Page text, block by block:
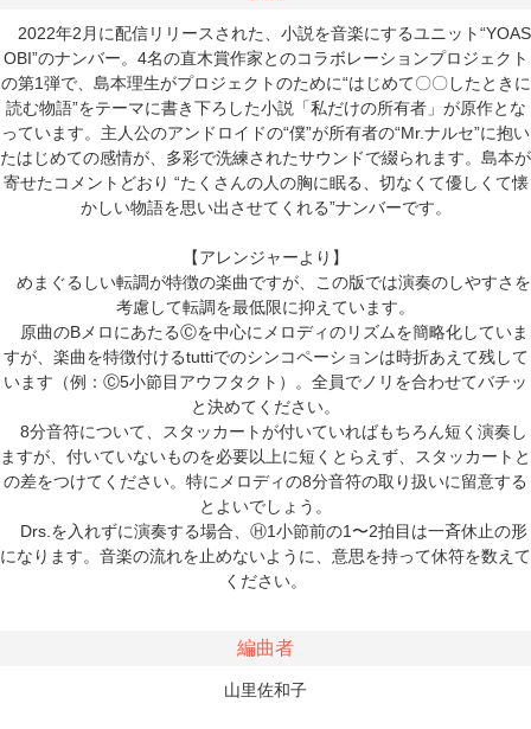
2022年2月に配信リリースされた、小説を音楽にするユニット“YOAS
OBI”のナンバー。4名の直木賞作家とのコラボレーションプロジェクト
の第1弾で、島本理生がプロジェクトのために“はじめて〇〇したときに
読む物語”をテーマに書き下ろした小説「私だけの所有者」が原作とな
っています。主人公のアンドロイドの“僕”が所有者の“Mr.ナルセ”に抱い
たはじめての感情が、多彩で洗練されたサウンドで綴られます。島本が
寄せたコメントどおり “たくさんの人の胸に眠る、切なくて優しくて懐
かしい物語を思い出させてくれる”ナンバーです。
【アレンジャーより】
めまぐるしい転調が特徴の楽曲ですが、この版では演奏のしやすさを
考慮して転調を最低限に抑えています。
原曲のBメロにあたるⒸを中心にメロディのリズムを簡略化していま
すが、楽曲を特徴付けるtuttiでのシンコペーションは時折あえて残して
います（例：Ⓒ5小節目アウフタクト）。全員でノリを合わせてバチッ
と決めてください。
8分音符について、スタッカートが付いていればもちろん短く演奏し
ますが、付いていないものを必要以上に短くとらえず、スタッカートと
の差をつけてください。特にメロディの8分音符の取り扱いに留意する
とよいでしょう。
Drs.を入れずに演奏する場合、Ⓗ1小節前の1〜2拍目は一斉休止の形
になります。音楽の流れを止めないように、意思を持って休符を数えて
ください。
編曲者
山里佐和子